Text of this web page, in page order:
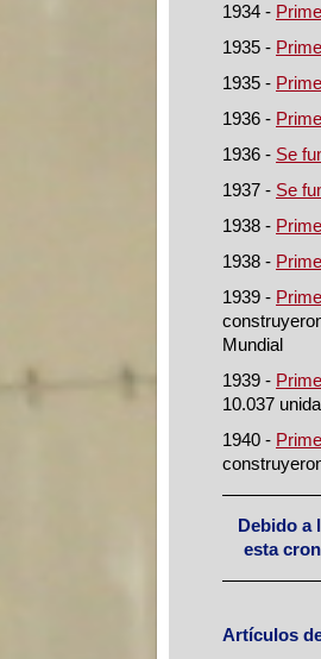
1934 -
1935 -
1935 -
1936 -
1936 - Se
1937 - Se
1938 -
1938 -
1939 -
Mundial
1939 -
10.037
1940 -
Debido a
esta
Artículos